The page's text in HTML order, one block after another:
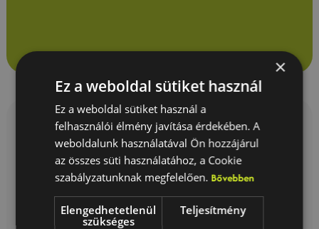
Blog
×
Ez a weboldal sütiket használ
Ez a weboldal sütiket használ a
felhasználói élmény javítása érdekében. A
weboldalunk használatával Ön hozzájárul
az összes süti használatához, a Cookie
szabályzatunknak megfelelően. Bővebben
Elengedhetetlenül
szükséges
Teljesítmény